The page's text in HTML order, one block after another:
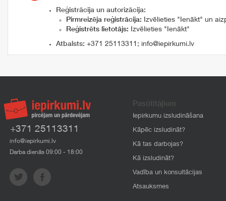
Reģistrācija un autorizācija:
Pirmreizēja reģistrācija: Izvēlieties "Ienākt" un
Reģistrēts lietotājs: Izvēlieties "Ienākt"
Atbalsts: +371 25113311 ; info@iepirkumi.lv
+371 25113311
info@iepirkumi.lv
Darba dienās 09:00 - 18:00
Pasūtītājiem
Iepirkumu izsludināšana
Kāpēc izsludināt?
Kā tas darbojas?
Kā izsludināt?
Vadība un konsultācijas
Atsauksmes